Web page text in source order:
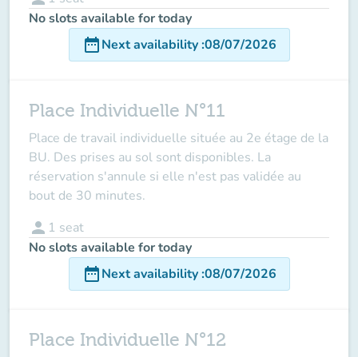
No slots available for today
date_rangeNext availability:08/07/2026
Place Individuelle N°11
Place de travail individuelle située au 2e étage de la
BU. Des prises au sol sont disponibles. La
réservation s'annule si elle n'est pas validée au
bout de 30 minutes.
person 1 seat
No slots available for today
date_rangeNext availability:08/07/2026
Place Individuelle N°12